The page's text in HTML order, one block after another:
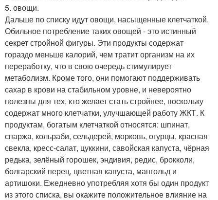
5. овощи.
Дальше по списку идут овощи, насыщенные клетчаткой.
Обильное потребление таких овощей - это истинный
секрет стройной фигуры. Эти продукты содержат
гораздо меньше калорий, чем тратит организм на их
переработку, что в свою очередь стимулирует
метаболизм. Кроме того, они помогают поддерживать
сахар в крови на стабильном уровне, и невероятно
полезны для тех, кто желает стать стройнее, поскольку
содержат много клетчатки, улучшающей работу ЖКТ. К
продуктам, богатым клетчаткой относятся: шпинат,
спаржа, кольраби, сельдерей, морковь, огурцы, красная
свекла, кресс-салат, цуккини, савойская капуста, чёрная
редька, зелёный горошек, эндивия, редис, брокколи,
болгарский перец, цветная капуста, мангольд и
артишоки. Ежедневно употребляя хотя бы один продукт
из этого списка, вы окажите положительное влияние на